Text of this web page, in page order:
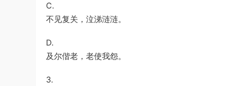
C.
不见复关，泣涕涟涟。
D.
及尔偕老，老使我怨。
3.